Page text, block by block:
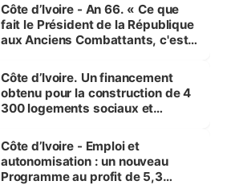
Côte d’Ivoire - An 66. « Ce que
fait le Président de la République
aux Anciens Combattants, c'est
Côte d’Ivoire. Un financement
obtenu pour la construction de 4
300 logements sociaux et
et Yamoussoukro
Côte d’Ivoire - Emploi et
autonomisation : un nouveau
Programme au profit de 5,3